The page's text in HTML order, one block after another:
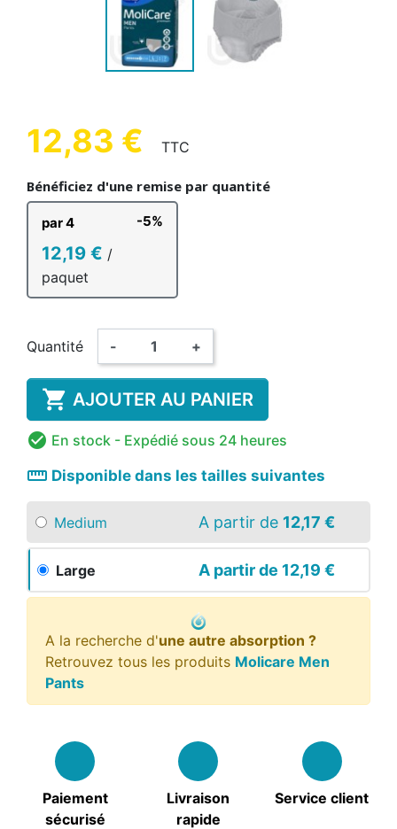
12,83 € TTC
Bénéficiez d'une remise par quantité
par 4 -5%
12,19 € /
paquet
Quantité - +
 AJOUTER AU PANIER
 En stock - Expédié sous 24 heures
straighten Disponible dans les tailles suivantes
Medium A partir de 12,17 €
Large A partir de 12,19 €
A la recherche d'une autre absorption ?
Retrouvez tous les produits Molicare Men
Pants
Paiement
sécurisé
Livraison
rapide
Service client